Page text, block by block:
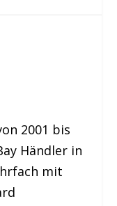
2001 bis
Händler in
mit